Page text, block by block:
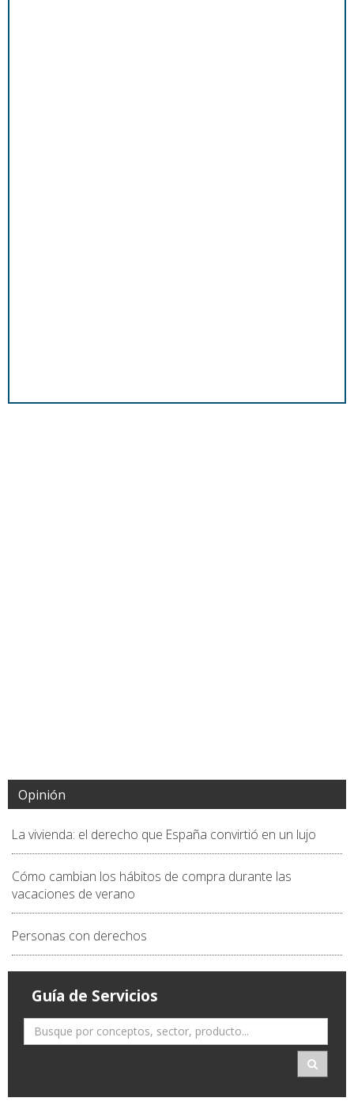
Opinión
La vivienda: el derecho que España convirtió en un lujo
Cómo cambian los hábitos de compra durante las
vacaciones de verano
Personas con derechos
Guía de Servicios